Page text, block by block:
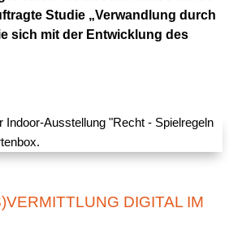
Studie „Verwandlung durch
sich mit der Entwicklung des
DIGITAL IM